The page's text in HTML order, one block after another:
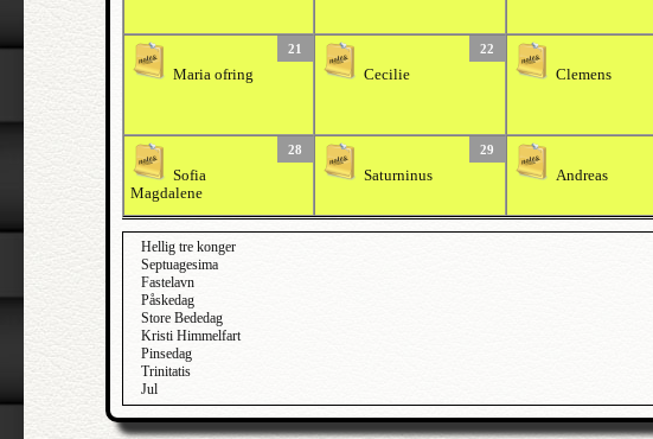
21
Maria ofring
22
Cecilie Clemens
28
Sofia
Magdalene
29
Saturninus Andreas
Hellig tre konger
Septuagesima
Fastelavn
Påskedag
Store Bededag
Kristi Himmelfart
Pinsedag
Trinitatis
Jul